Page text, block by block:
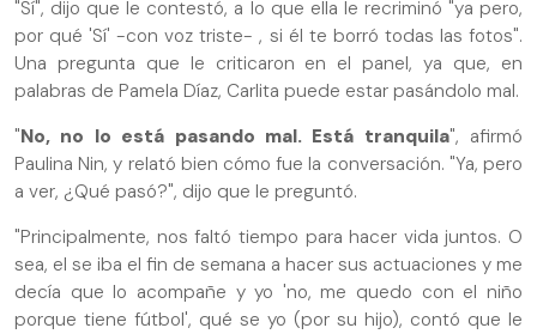
"Sí", dijo que le contestó, a lo que ella le recriminó "ya pero,
por qué 'Sí' -con voz triste- , si él te borró todas las fotos".
Una pregunta que le criticaron en el panel, ya que, en
palabras de Pamela Díaz, Carlita puede estar pasándolo mal.
"No, no lo está pasando mal. Está tranquila", afirmó
Paulina Nin, y relató bien cómo fue la conversación. "Ya, pero
a ver, ¿Qué pasó?", dijo que le preguntó.
"Principalmente, nos faltó tiempo para hacer vida juntos. O
sea, el se iba el fin de semana a hacer sus actuaciones y me
decía que lo acompañe y yo 'no, me quedo con el niño
porque tiene fútbol', qué se yo (por su hijo), contó que le